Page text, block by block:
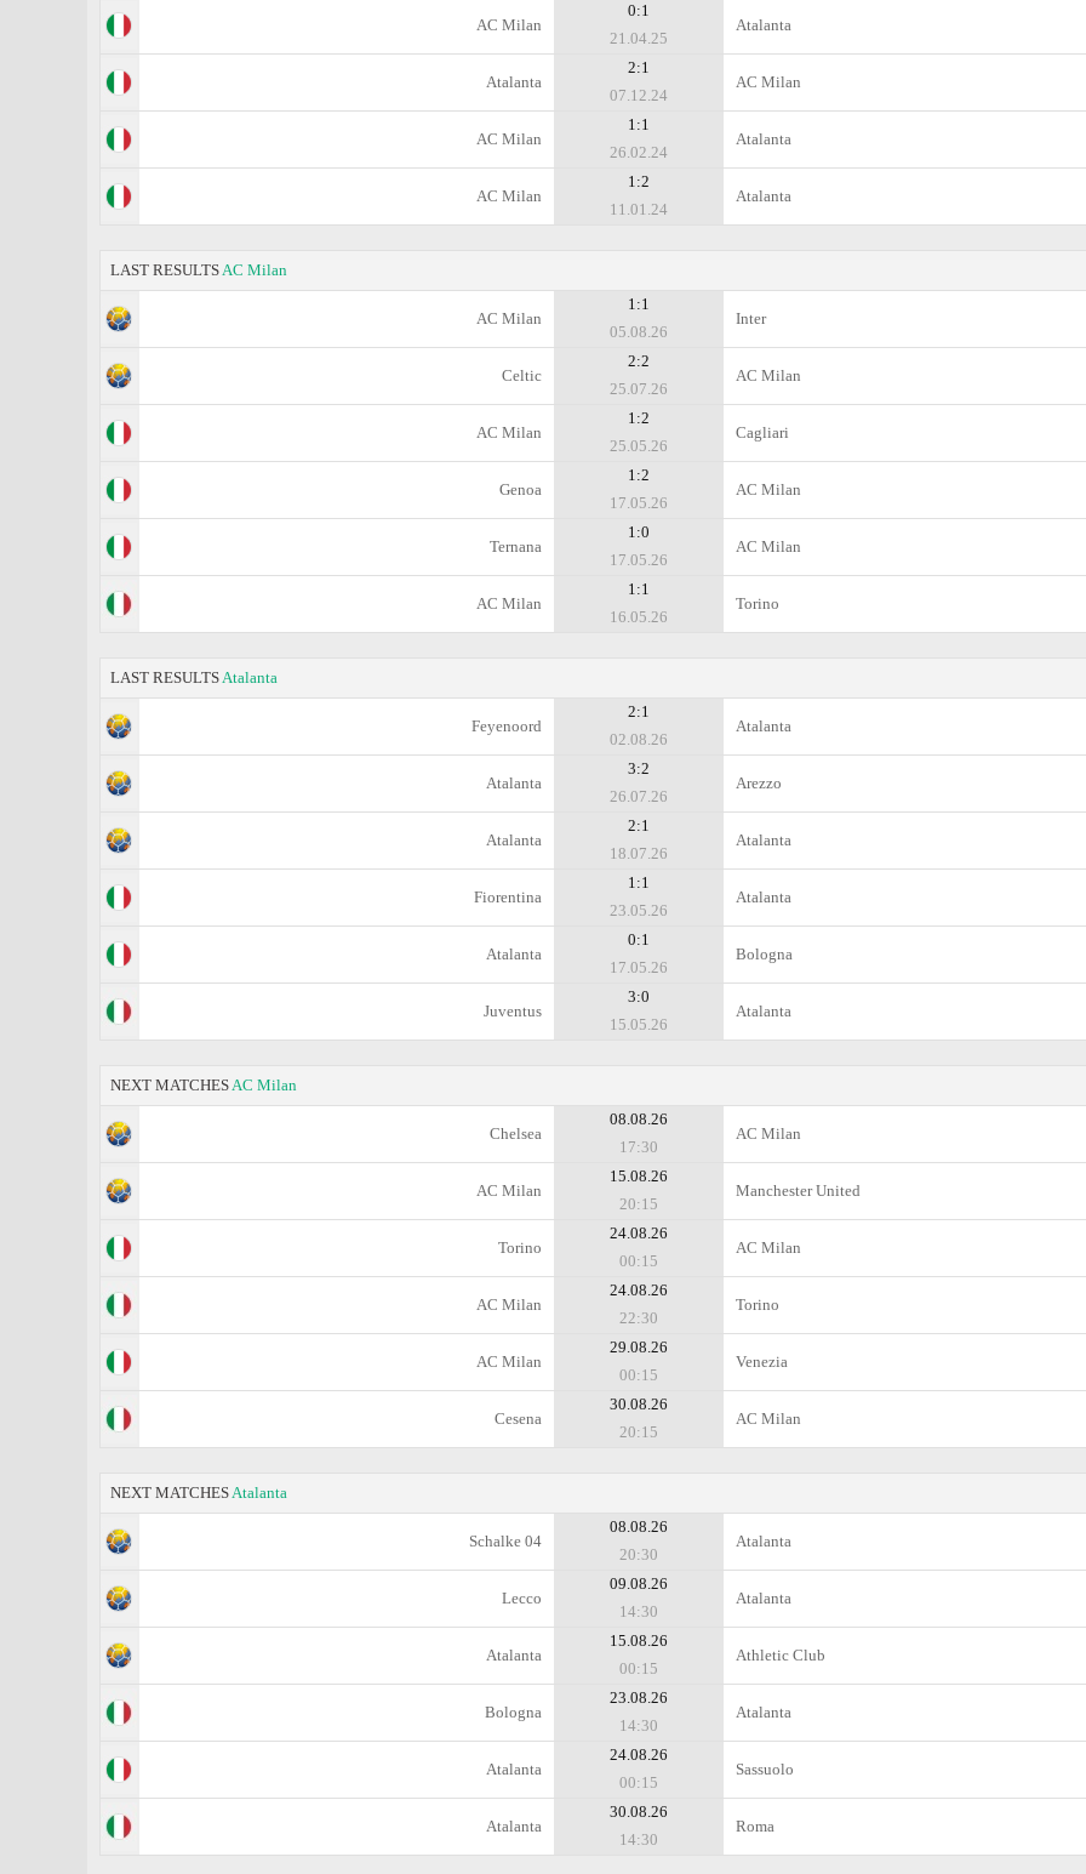
AC Milan
0:1
21.04.25
Atalanta
Atalanta
2:1
07.12.24
AC Milan
AC Milan
1:1
26.02.24
Atalanta
AC Milan
1:2
11.01.24
Atalanta
LAST RESULTSAC Milan
AC Milan
1:1
05.08.26
Inter
Celtic
2:2
25.07.26
AC Milan
AC Milan
1:2
25.05.26
Cagliari
Genoa
1:2
17.05.26
AC Milan
Ternana
1:0
17.05.26
AC Milan
AC Milan
1:1
16.05.26
Torino
LAST RESULTSAtalanta
Feyenoord
2:1
02.08.26
Atalanta
Atalanta
3:2
26.07.26
Arezzo
Atalanta
2:1
18.07.26
Atalanta
Fiorentina
1:1
23.05.26
Atalanta
Atalanta
0:1
17.05.26
Bologna
Juventus
3:0
15.05.26
Atalanta
NEXT MATCHESAC Milan
Chelsea
08.08.26
17:30
AC Milan
AC Milan
15.08.26
20:15
Manchester United
Torino
24.08.26
00:15
AC Milan
AC Milan
24.08.26
22:30
Torino
AC Milan
29.08.26
00:15
Venezia
Cesena
30.08.26
20:15
AC Milan
NEXT MATCHESAtalanta
Schalke 04
08.08.26
20:30
Atalanta
Lecco
09.08.26
14:30
Atalanta
Atalanta
15.08.26
00:15
Athletic Club
Bologna
23.08.26
14:30
Atalanta
Atalanta
24.08.26
00:15
Sassuolo
Atalanta
30.08.26
14:30
Roma